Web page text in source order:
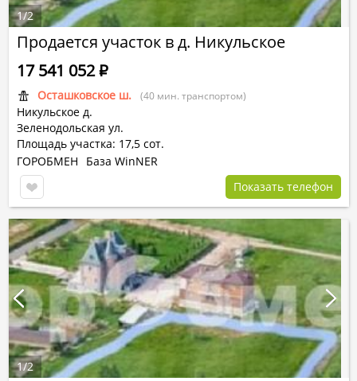
Продается участок в д. Никульское
Осташковское ш. (40 мин. транспортом)
Никульское д.
Зеленодольская ул.
Площадь участка: 17,5 сот.
17 541 052Р
ГОРОБМЕН
База WinNER
Показать телефон
1/2
1/2